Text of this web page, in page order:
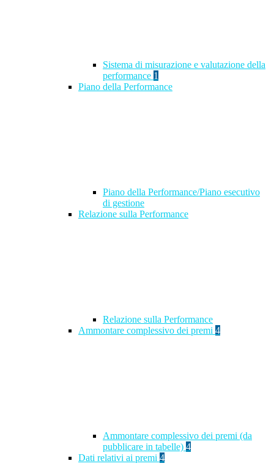
Sistema di misurazione e valutazione della
performance 1
Piano della Performance
Piano della Performance/Piano esecutivo
di gestione
Relazione sulla Performance
Relazione sulla Performance
Ammontare complessivo dei premi 4
Ammontare complessivo dei premi (da
pubblicare in tabelle) 4
Dati relativi ai premi 4